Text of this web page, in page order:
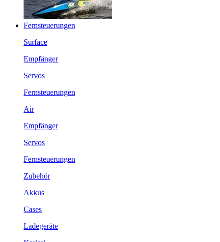
Fernsteuerungen
Surface
Empfänger
Servos
Fernsteuerungen
Air
Empfänger
Servos
Fernsteuerungen
Zubehör
Akkus
Cases
Ladegeräte